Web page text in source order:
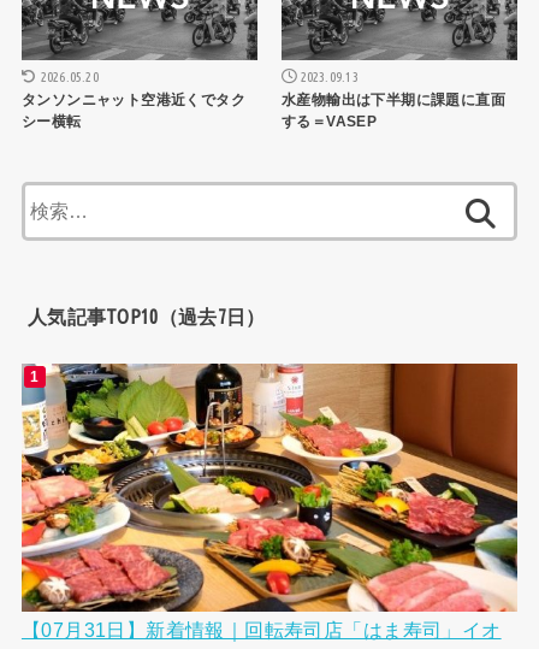
2026.05.20
タンソンニャット空港近くでタク
シー横転
2023.09.13
水産物輸出は下半期に課題に直面
する＝VASEP
索:
人気記事TOP10（過去7日）
【07月31日】新着情報｜回転寿司店「はま寿司」イオ